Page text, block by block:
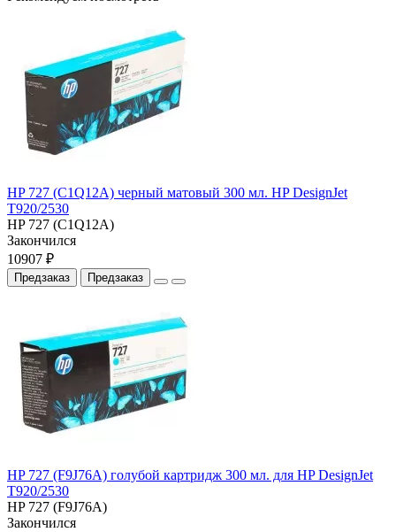
HP 727 (C1Q12A) черный матовый 300 мл. HP DesignJet
T920/2530
HP 727 (C1Q12A)
Закончился
10907 ₽
Предзаказ Предзаказ
HP 727 (F9J76A) голубой картридж 300 мл. для HP DesignJet
T920/2530
HP 727 (F9J76A)
Закончился